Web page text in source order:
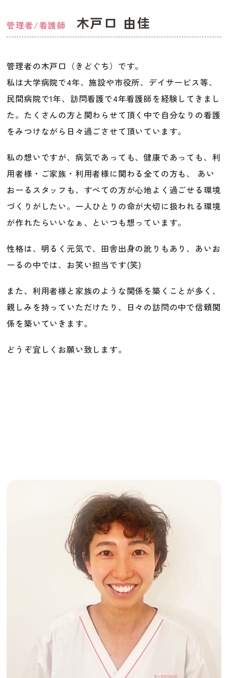
管理者/看護師 木戸口 由佳
管理者の木戸口（きどぐち）です。
私は大学病院で4年、施設や市役所、デイサービス等、
民間病院で1年、訪問看護で4年看護師を経験してきまし
た。たくさんの方と関わらせて頂く中で自分なりの看護
をみつけながら日々過ごさせて頂いています。
私の想いですが、病気であっても、健康であっても、利
用者様・ご家族・利用者様に関わる全ての方も、 あい
おーるスタッフも、すべての方が心地よく過ごせる環境
づくりがしたい。一人ひとりの命が大切に扱われる環境
が作れたらいいなぁ、といつも想っています。
性格は、明るく元気で、田舎出身の訛りもあり、あいお
ーるの中では、お笑い担当です(笑)
また、利用者様と家族のような関係を築くことが多く、
親しみを持っていただけたり、日々の訪問の中で信頼関
係を築いていきます。
どうぞ宜しくお願い致します。